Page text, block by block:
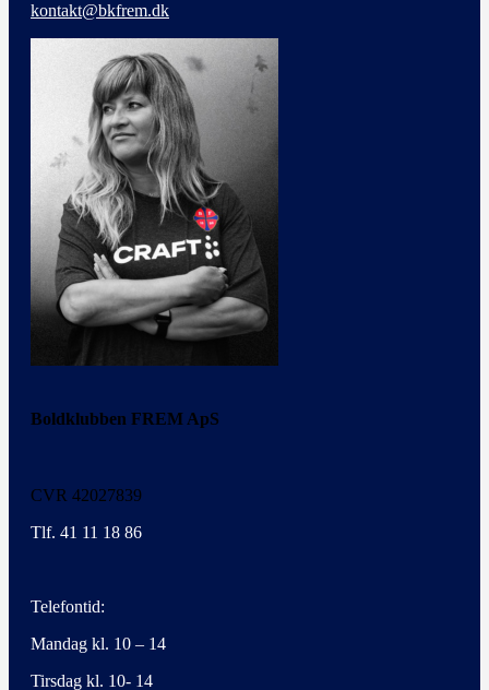
kontakt@bkfrem.dk
Boldklubben FREM ApS
CVR 42027839
Tlf. 41 11 18 86
Telefontid:
Mandag kl. 10 – 14
Tirsdag kl. 10- 14